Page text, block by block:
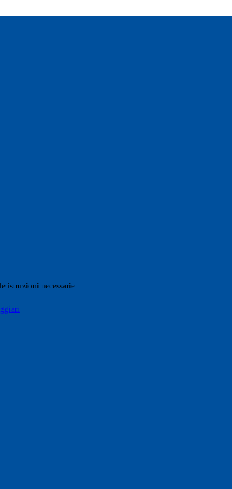
istruzioni necessarie.